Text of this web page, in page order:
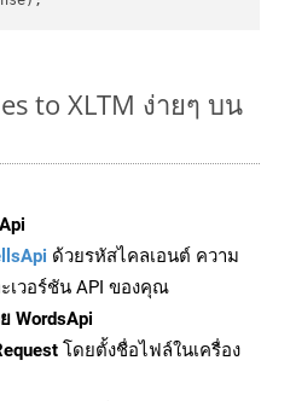
to XLTM ง่ายๆ บน
ด้วยรหัสไคลเอนต์ ความ
เวอร์ชัน API ของคุณ
WordsApi
โดยตั้งชื่อไฟล์ในเครื่อง